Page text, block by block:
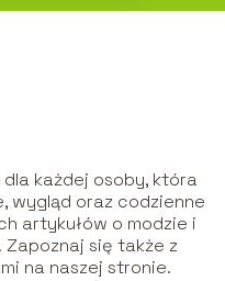
każdej osoby, która
wygląd oraz codzienne
artykułów o modzie i
się także z
na naszej stronie.